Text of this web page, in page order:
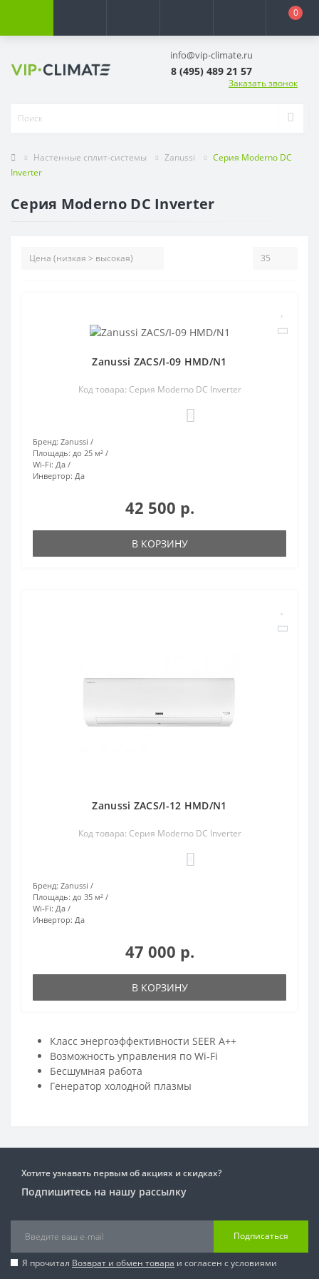
0
info@vip-climate.ru
8 (495) 489 21 57
Заказать звонок
Настенные сплит-системы Zanussi
Серия Moderno DC
Inverter
Серия Moderno DC Inverter
Zanussi ZACS/I-09 HMD/N1
Код товара: Серия Moderno DC Inverter
Бренд: Zanussi
Площадь: до 25 м²
Wi-Fi: Да
Инвертор: Да
42 500 р.
В КОРЗИНУ
Zanussi ZACS/I-12 HMD/N1
Код товара: Серия Moderno DC Inverter
Бренд: Zanussi
Площадь: до 35 м²
Wi-Fi: Да
Инвертор: Да
47 000 р.
В КОРЗИНУ
Класс энергоэффективности SEER А++
Возможность управления по Wi-Fi
Бесшумная работа
Генератор холодной плазмы
Хотите узнавать первым об акциях и скидках?
Подпишитесь на нашу рассылку
Подписаться
Я прочитал Возврат и обмен товара и согласен с условиями